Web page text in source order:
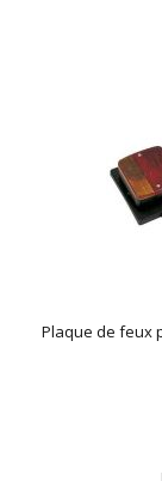
Plaque de feux